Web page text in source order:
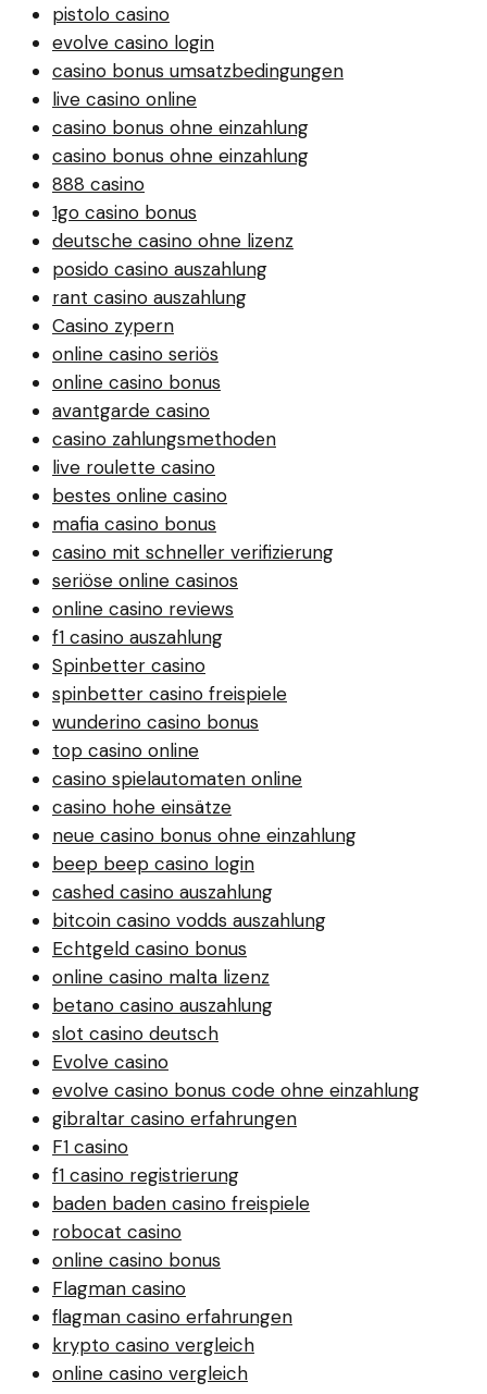
pistolo casino
evolve casino login
casino bonus umsatzbedingungen
live casino online
casino bonus ohne einzahlung
casino bonus ohne einzahlung
888 casino
1go casino bonus
deutsche casino ohne lizenz
posido casino auszahlung
rant casino auszahlung
Casino zypern
online casino seriös
online casino bonus
avantgarde casino
casino zahlungsmethoden
live roulette casino
bestes online casino
mafia casino bonus
casino mit schneller verifizierung
seriöse online casinos
online casino reviews
f1 casino auszahlung
Spinbetter casino
spinbetter casino freispiele
wunderino casino bonus
top casino online
casino spielautomaten online
casino hohe einsätze
neue casino bonus ohne einzahlung
beep beep casino login
cashed casino auszahlung
bitcoin casino vodds auszahlung
Echtgeld casino bonus
online casino malta lizenz
betano casino auszahlung
slot casino deutsch
Evolve casino
evolve casino bonus code ohne einzahlung
gibraltar casino erfahrungen
F1 casino
f1 casino registrierung
baden baden casino freispiele
robocat casino
online casino bonus
Flagman casino
flagman casino erfahrungen
krypto casino vergleich
online casino vergleich